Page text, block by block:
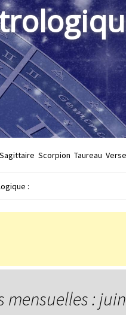
Sagittaire Scorpion Taureau
:
mensuelles :